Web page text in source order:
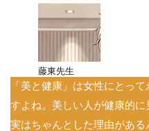
藤東先生
「美と健康」は女性にとっ
すよね。美しい人が健康的に
実はちゃんとした理由がある